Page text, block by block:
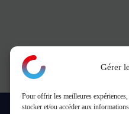
Gérer
Pour offrir les meilleures
stocker et/ou accéder aux